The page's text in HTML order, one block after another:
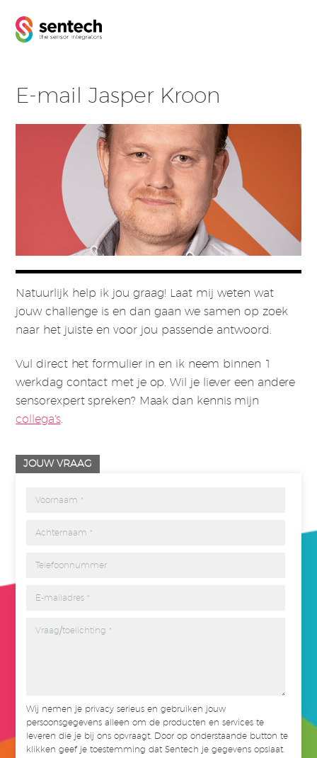
E-mail Jasper Kroon
Natuurlijk help ik jou graag! Laat mij weten wat
jouw challenge is en dan gaan we samen op zoek
naar het juiste en voor jou passende antwoord.
Vul direct het formulier in en ik neem binnen 1
werkdag contact met je op. Wil je liever een andere
sensorexpert spreken? Maak dan kennis mijn
collega's.
JOUW VRAAG
Wij nemen je privacy serieus en gebruiken jouw
persoonsgegevens alleen om de producten en services te
leveren die je bij ons opvraagt. Door op onderstaande button te
klikken geef je toestemming dat Sentech je gegevens opslaat.